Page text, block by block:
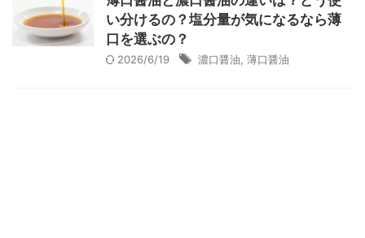
い分けるの？塩分量が気になるなら薄
口を選ぶの？
2026/6/19 濃口醤油 薄口醤油